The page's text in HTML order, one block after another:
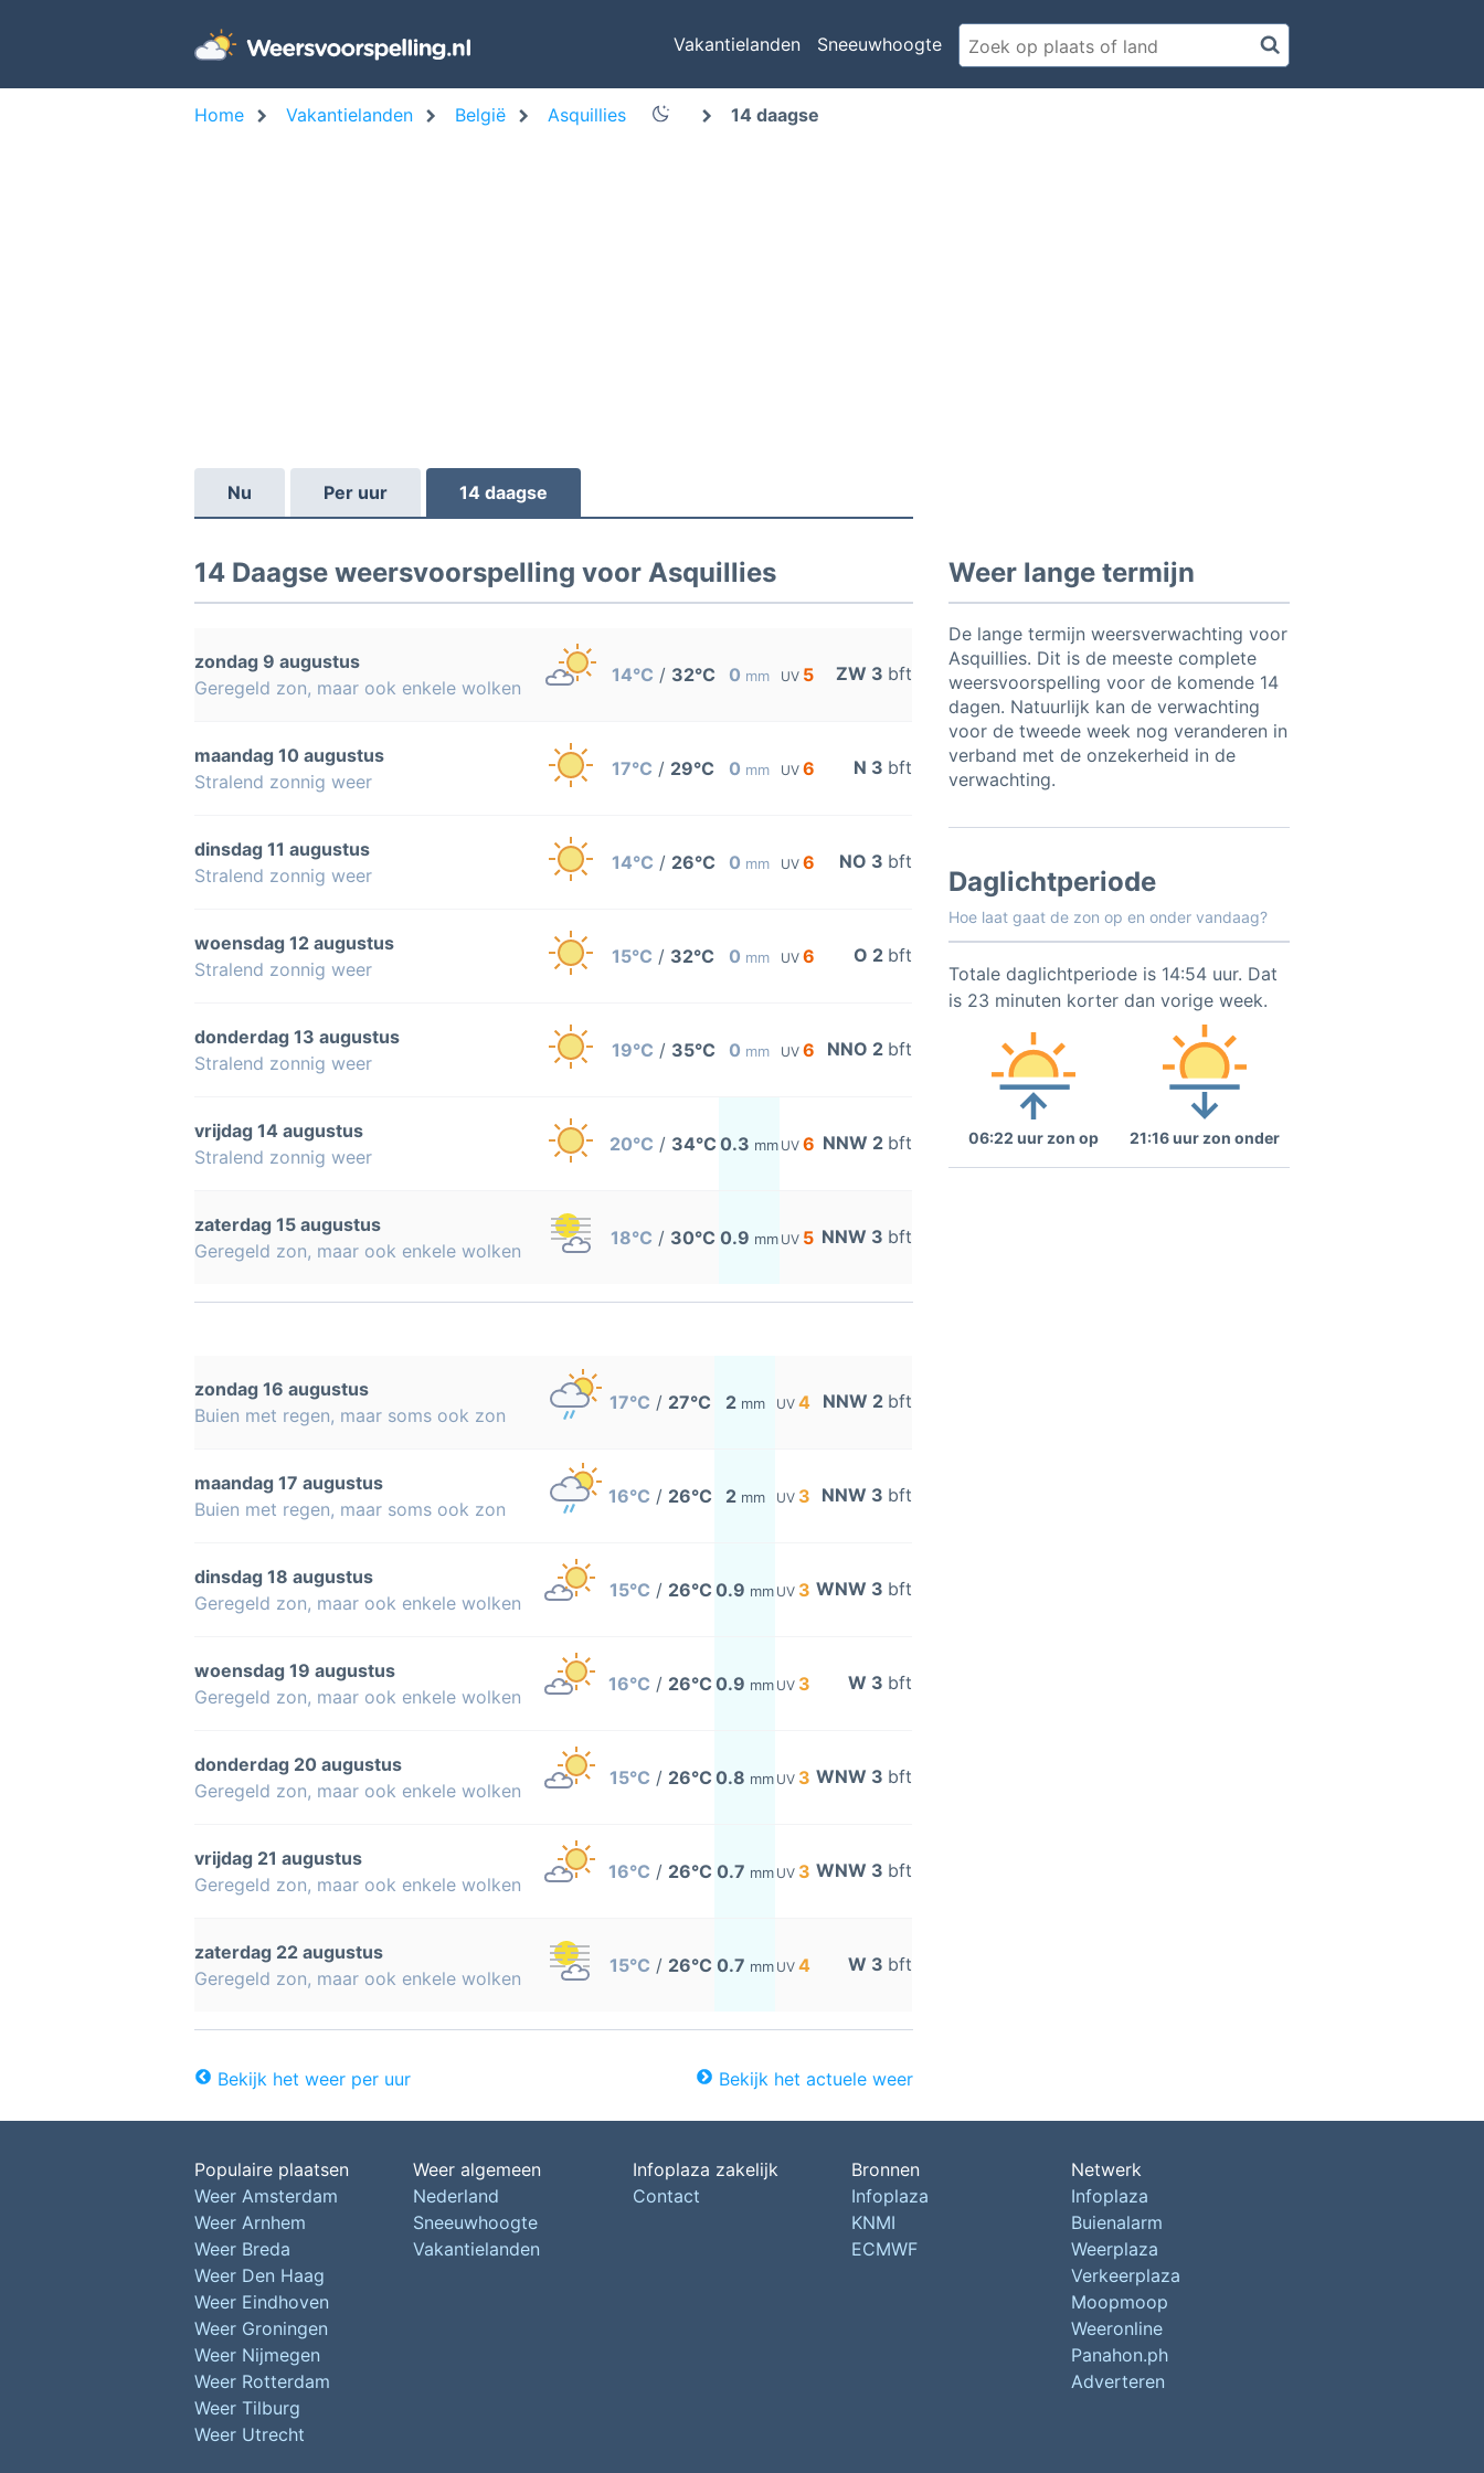
Vakantielanden Sneeuwhoogte
Home Vakantielanden België Asquillies 14 daagse
Nu Per uur 14 daagse
14 Daagse weersvoorspelling voor Asquillies
zondag 9 augustus
Geregeld zon, maar ook enkele wolken
14°C / 32°C 0 mm UV 5 ZW 3 bft
maandag 10 augustus
Stralend zonnig weer
17°C / 29°C 0 mm UV 6 N 3 bft
dinsdag 11 augustus
Stralend zonnig weer
14°C / 26°C 0 mm UV 6 NO 3 bft
woensdag 12 augustus
Stralend zonnig weer
15°C / 32°C 0 mm UV 6 O 2 bft
donderdag 13 augustus
Stralend zonnig weer
19°C / 35°C 0 mm UV 6 NNO 2 bft
vrijdag 14 augustus
Stralend zonnig weer
20°C / 34°C 0.3 mm UV 6 NNW 2 bft
zaterdag 15 augustus
Geregeld zon, maar ook enkele wolken
18°C / 30°C 0.9 mm UV 5 NNW 3 bft
zondag 16 augustus
Buien met regen, maar soms ook zon
17°C / 27°C 2 mm UV 4 NNW 2 bft
maandag 17 augustus
Buien met regen, maar soms ook zon
16°C / 26°C 2 mm UV 3 NNW 3 bft
dinsdag 18 augustus
Geregeld zon, maar ook enkele wolken
15°C / 26°C 0.9 mm UV 3 WNW 3 bft
woensdag 19 augustus
Geregeld zon, maar ook enkele wolken
16°C / 26°C 0.9 mm UV 3 W 3 bft
donderdag 20 augustus
Geregeld zon, maar ook enkele wolken
15°C / 26°C 0.8 mm UV 3 WNW 3 bft
vrijdag 21 augustus
Geregeld zon, maar ook enkele wolken
16°C / 26°C 0.7 mm UV 3 WNW 3 bft
zaterdag 22 augustus
Geregeld zon, maar ook enkele wolken
15°C / 26°C 0.7 mm UV 4 W 3 bft
Bekijk het weer per uur Bekijk het actuele weer
Weer lange termijn
De lange termijn weersverwachting voor
Asquillies. Dit is de meeste complete
weersvoorspelling voor de komende 14
dagen. Natuurlijk kan de verwachting
voor de tweede week nog veranderen in
verband met de onzekerheid in de
verwachting.
Daglichtperiode
Hoe laat gaat de zon op en onder vandaag?
Totale daglichtperiode is 14:54 uur. Dat
is 23 minuten korter dan vorige week.
06:22 uur zon op 21:16 uur zon onder
Populaire plaatsen
Weer Amsterdam
Weer Arnhem
Weer Breda
Weer Den Haag
Weer Eindhoven
Weer Groningen
Weer Nijmegen
Weer Rotterdam
Weer Tilburg
Weer Utrecht
Weer algemeen
Nederland
Sneeuwhoogte
Vakantielanden
Infoplaza zakelijk
Contact
Bronnen
Infoplaza
KNMI
ECMWF
Netwerk
Infoplaza
Buienalarm
Weerplaza
Verkeerplaza
Moopmoop
Weeronline
Panahon.ph
Adverteren